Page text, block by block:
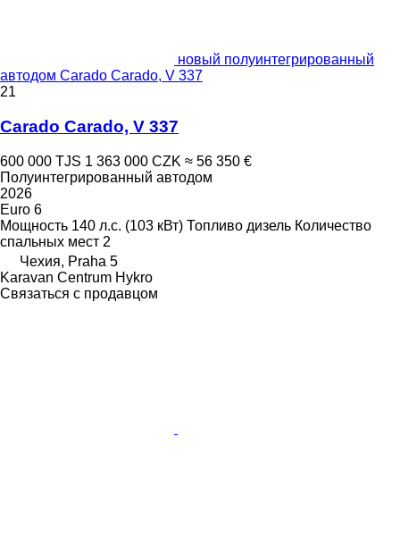
новый полуинтегрированный
автодом Carado Carado, V 337
21
Carado Carado, V 337
600 000 TJS 1 363 000 CZK ≈ 56 350 €
Полуинтегрированный автодом
2026
Euro 6
Мощность 140 л.с. (103 кВт) Топливо дизель Количество
спальных мест 2
Чехия, Praha 5
Karavan Centrum Hykro
Связаться с продавцом